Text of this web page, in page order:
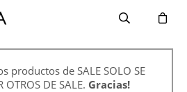
productos de SALE SOLO SE
OTROS DE SALE. Gracias!